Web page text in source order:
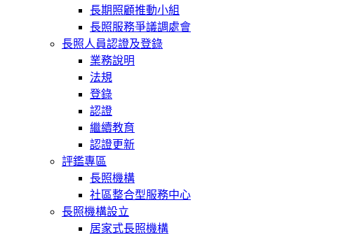
長期照顧推動小組
長照服務爭議調處會
長照人員認證及登錄
業務說明
法規
登錄
認證
繼續教育
認證更新
評鑑專區
長照機構
社區整合型服務中心
長照機構設立
居家式長照機構